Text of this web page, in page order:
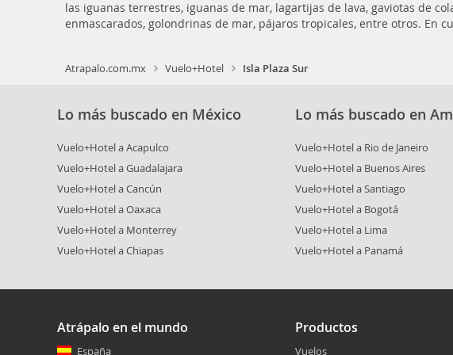
las iguanas terrestres, iguanas de mar, lagartijas de lava, gaviotas de
enmascarados, golondrinas de mar, pájaros tropicales, entre otros. En
Atrapalo.com.mx Vuelo+Hotel Isla Plaza Sur
Lo más buscado en México
Vuelo+Hotel a Acapulco
Vuelo+Hotel a Guadalajara
Vuelo+Hotel a Cancún
Vuelo+Hotel a Oaxaca
Vuelo+Hotel a Monterrey
Vuelo+Hotel a Chiapas
Lo más buscado en
Vuelo+Hotel a Rio de Janeiro
Vuelo+Hotel a Buenos Aires
Vuelo+Hotel a Santiago
Vuelo+Hotel a Bogotá
Vuelo+Hotel a Lima
Vuelo+Hotel a Panamá
Atrápalo en el mundo
España
Productos
Vuelos